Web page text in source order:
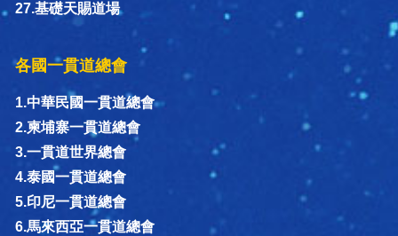
27.基礎天賜道場
各國一貫道總會
1.中華民國一貫道總會
2.柬埔寨一貫道總會
3.一貫道世界總會
4.泰國一貫道總會
5.印尼一貫道總會
6.馬來西亞一貫道總會